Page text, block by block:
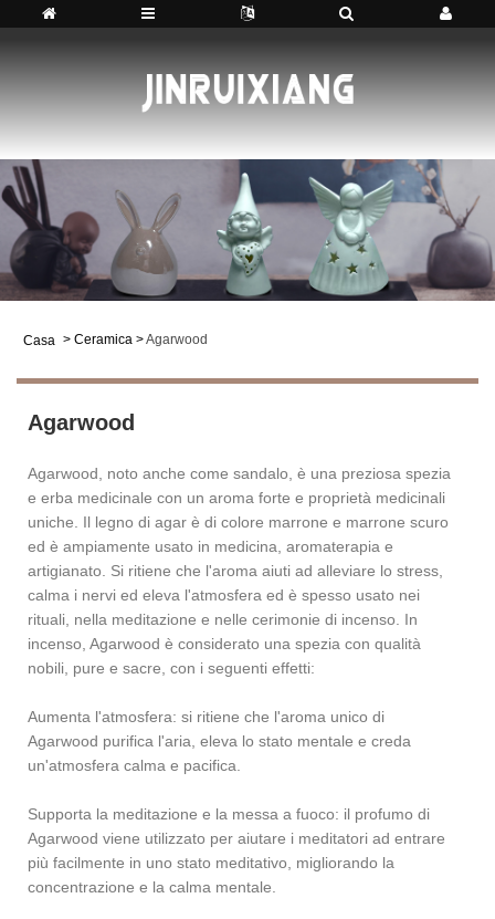
Casa > Ceramica >Agarwood
Agarwood
Agarwood, noto anche come sandalo, è una preziosa spezia
e erba medicinale con un aroma forte e proprietà medicinali
uniche. Il legno di agar è di colore marrone e marrone scuro
ed è ampiamente usato in medicina, aromaterapia e
artigianato. Si ritiene che l'aroma aiuti ad alleviare lo stress,
calma i nervi ed eleva l'atmosfera ed è spesso usato nei
rituali, nella meditazione e nelle cerimonie di incenso. In
incenso, Agarwood è considerato una spezia con qualità
nobili, pure e sacre, con i seguenti effetti:
Aumenta l'atmosfera: si ritiene che l'aroma unico di
Agarwood purifica l'aria, eleva lo stato mentale e creda
un'atmosfera calma e pacifica.
Supporta la meditazione e la messa a fuoco: il profumo di
Agarwood viene utilizzato per aiutare i meditatori ad entrare
più facilmente in uno stato meditativo, migliorando la
concentrazione e la calma mentale.